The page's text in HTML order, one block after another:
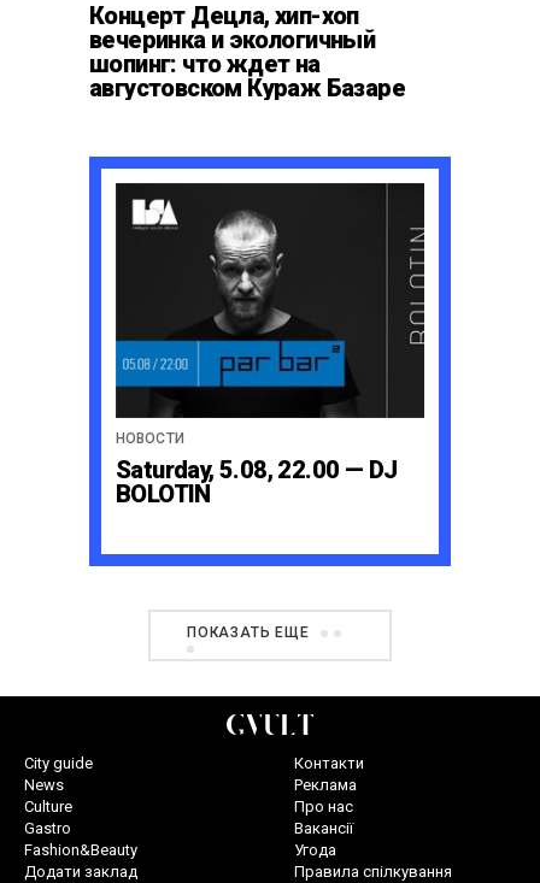
Концерт Децла, хип-хоп
вечеринка и экологичный
шопинг: что ждет на
августовском Кураж Базаре
НОВОСТИ
Saturday, 5.08, 22.00 — DJ
BOLOTIN
ПОКАЗАТЬ ЕЩЕ
City guide
News
Culture
Gastro
Fashion&Beauty
Додати заклад
Контакти
Реклама
Про нас
Вакансії
Угода
Правила спілкування